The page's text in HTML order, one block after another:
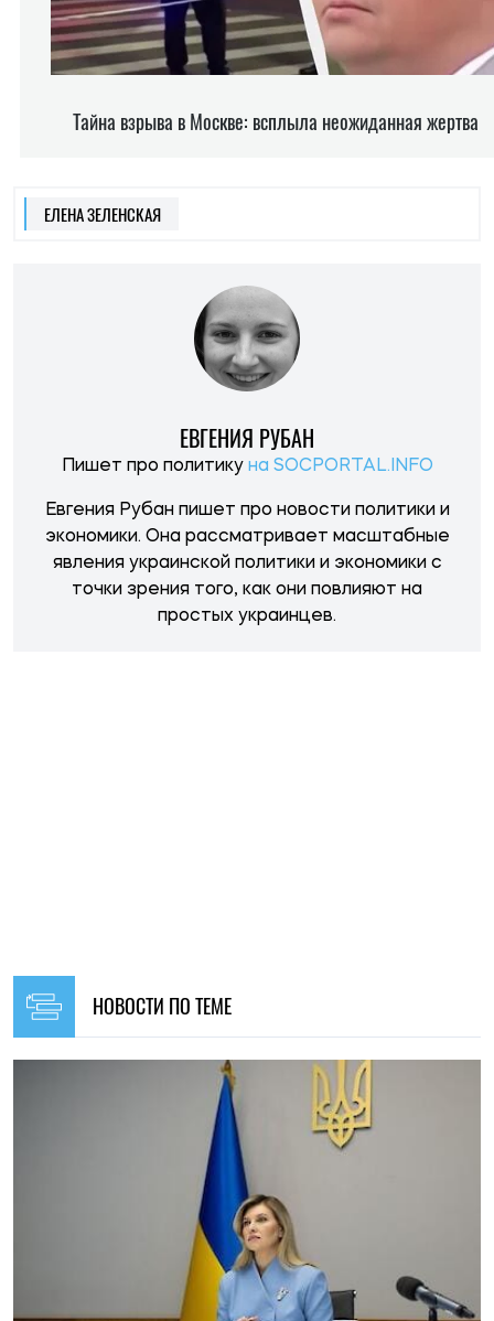
ЕЛЕНА ЗЕЛЕНСКАЯ
ЕВГЕНИЯ РУБАН
Пишет про политику на SOCPORTAL.INFO
Евгения Рубан пишет про новости политики и
экономики. Она рассматривает масштабные
явления украинской политики и экономики с
точки зрения того, как они повлияют на
простых украинцев.
НОВОСТИ ПО ТЕМЕ